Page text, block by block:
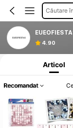
Căutare
4.90
Informații despre
Articol
Recomandat